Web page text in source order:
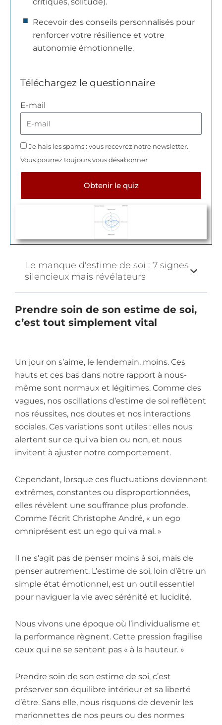
Recevoir des conseils personnalisés pour
renforcer votre résilience et votre
autonomie émotionnelle.
Téléchargez le questionnaire
E-mail
Je hais les spams : vous recevrez notre newsletter.
Vous pourrez toujours vous désabonner
Obtenir le quiz
Le manque d'estime de soi : 7 signes
silencieux mais révélateurs
Prendre soin de son estime de soi,
c’est tout simplement vital
Un jour on s’aime, le lendemain, moins. Ces
hauts et ces bas dans notre rapport à nous-
même sont normaux et légitimes. Comme des
vagues, nos oscillations d’estime de soi reflètent
nos réussites, nos doutes et nos interactions
sociales. Ces variations sont utiles : elles nous
alertent sur ce qui va bien ou non, et nous
invitent à ajuster notre comportement.
Cependant, lorsque ces fluctuations deviennent
extrêmes, constantes ou disproportionnées,
elles révèlent une souffrance plus profonde.
Comme l’écrit Christophe André, « un ego
omniprésent est un ego qui va mal. »
Il ne s’agit pas de penser moins à soi, mais de
penser autrement. L’estime de soi, loin d’être un
simple état émotionnel, est un outil essentiel
pour naviguer la vie avec sérénité et lucidité.
Nous vivons une époque où l’individualisme et
la performance règnent. Cette pression fragilise
ceux qui ne se sentent pas « à la hauteur. »
Prendre soin de son estime de soi, c’est
préserver son équilibre intérieur et sa liberté
d’être. Sans elle, nous risquons de devenir les
marionnettes de nos peurs ou des normes